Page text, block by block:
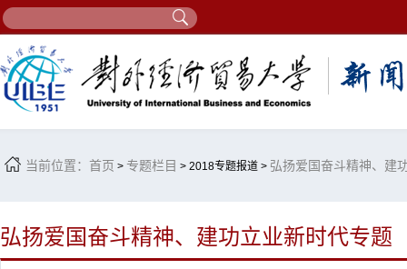
当前位置： 首页 > 专题栏目 > 2018专题报道 > 弘扬爱国奋斗精神、建
弘扬爱国奋斗精神、建功立业新时代专题